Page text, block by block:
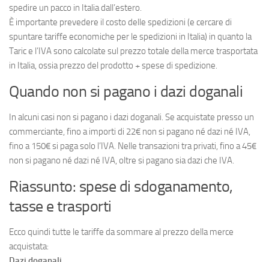
spedire un pacco in Italia dall’estero.
È importante prevedere il costo delle spedizioni (e cercare di
spuntare tariffe economiche per le spedizioni in Italia) in quanto la
Taric e l’IVA sono calcolate sul prezzo totale della merce trasportata
in Italia, ossia prezzo del prodotto + spese di spedizione.
Quando non si pagano i dazi doganali
In alcuni casi non si pagano i dazi doganali. Se acquistate presso un
commerciante, fino a importi di 22€ non si pagano né dazi né IVA,
fino a 150€ si paga solo l’IVA. Nelle transazioni tra privati, fino a 45€
non si pagano né dazi né IVA, oltre si pagano sia dazi che IVA.
Riassunto: spese di sdoganamento,
tasse e trasporti
Ecco quindi tutte le tariffe da sommare al prezzo della merce
acquistata: